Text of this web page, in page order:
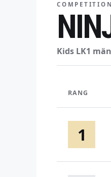
COMPETITION
Kids LK1
RANG
1